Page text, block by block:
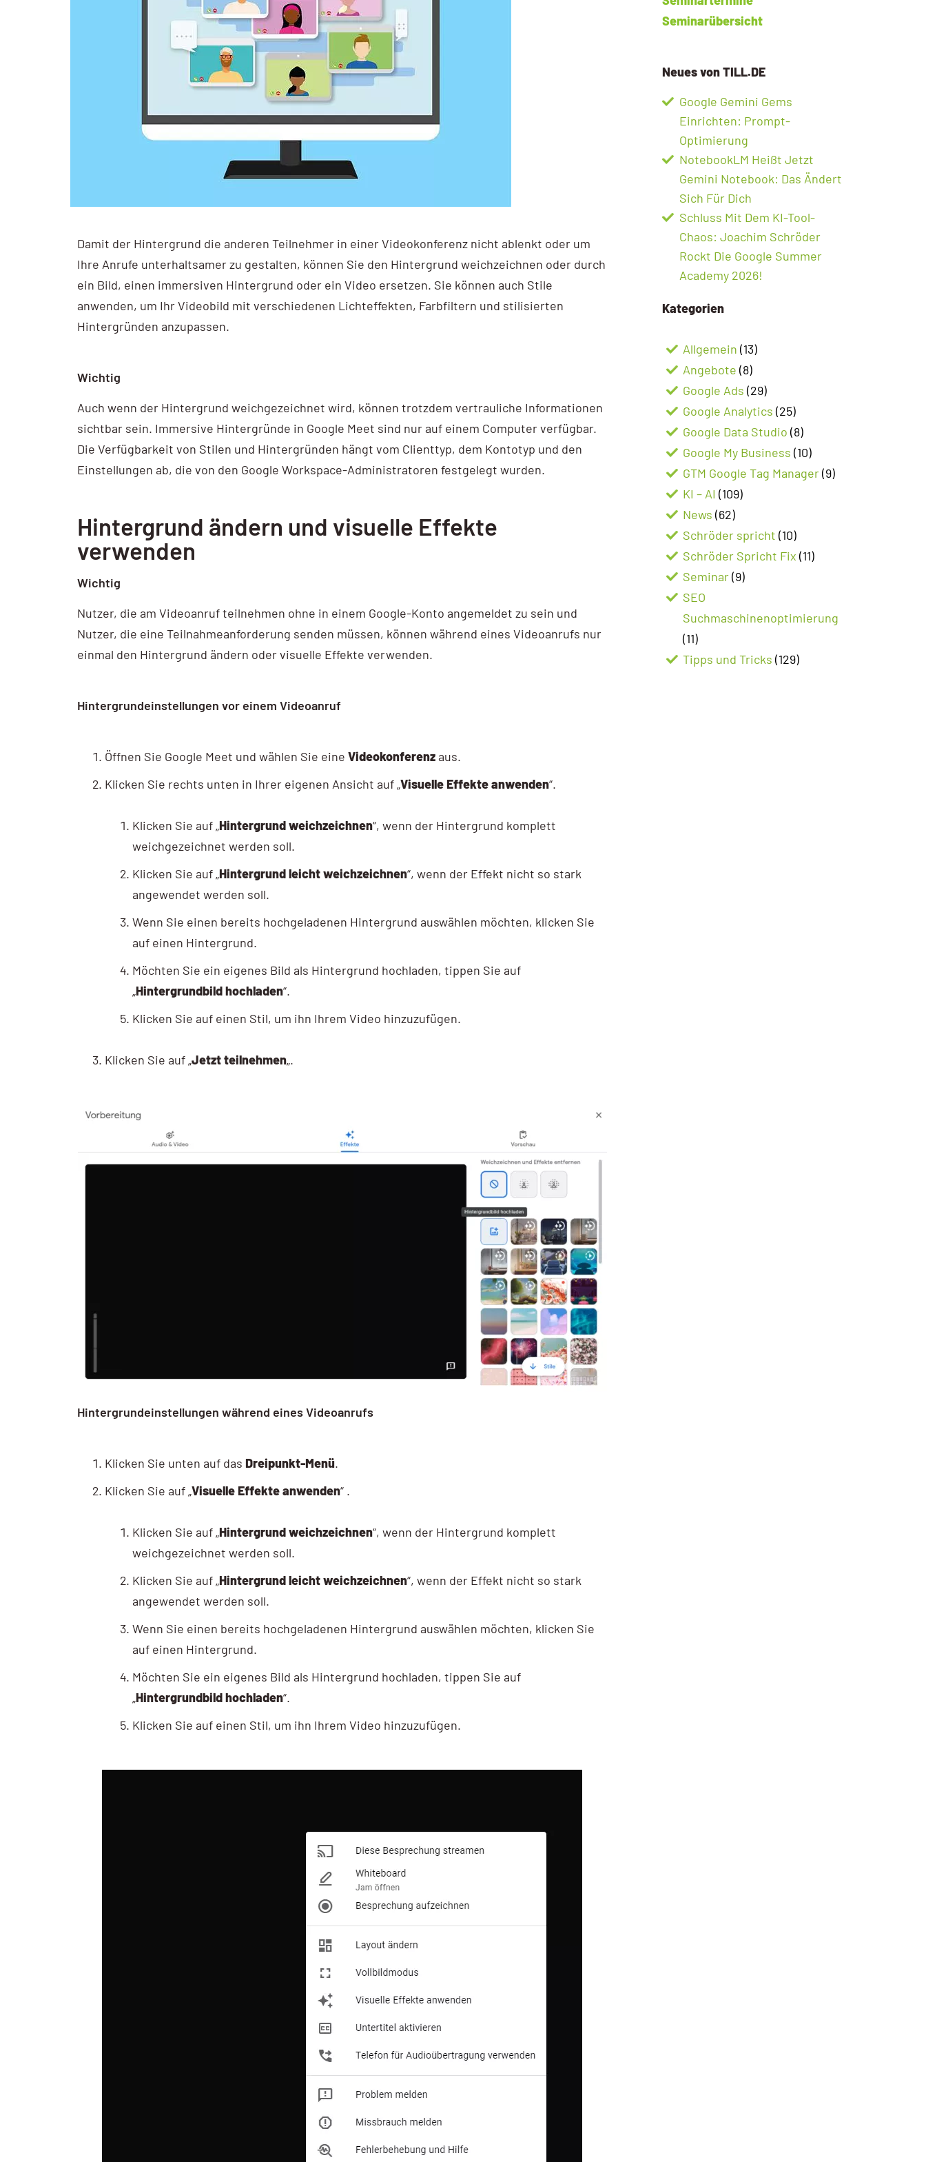
Ads Advanced
Google My Business
Google Analytics
Google Tag Manager
AI / KI Wissen
Search vs Chatbot
Google Data Studio
Data Studio
Webprogrammierung
GEO – SEO für KI
Sichtbarkeitsanalyse
Damit der Hintergrund die anderen Teilnehmer in einer Videokonferenz nicht ablenkt oder um
Ihre Anrufe unterhaltsamer zu gestalten, können Sie den Hintergrund weichzeichnen oder durch
ein Bild, einen immersiven Hintergrund oder ein Video ersetzen. Sie können auch Stile
anwenden, um Ihr Videobild mit verschiedenen Lichteffekten, Farbfiltern und stilisierten
Hintergründen anzupassen.
Wichtig
Auch wenn der Hintergrund weichgezeichnet wird, können trotzdem vertrauliche Informationen
sichtbar sein. Immersive Hintergründe in Google Meet sind nur auf einem Computer verfügbar.
Die Verfügbarkeit von Stilen und Hintergründen hängt vom Clienttyp, dem Kontotyp und den
Einstellungen ab, die von den Google Workspace-Administratoren festgelegt wurden.
Hintergrund ändern und visuelle Effekte
verwenden
Wichtig
Nutzer, die am Videoanruf teilnehmen ohne in einem Google-Konto angemeldet zu sein und
Nutzer, die eine Teilnahmeanforderung senden müssen, können während eines Videoanrufs nur
einmal den Hintergrund ändern oder visuelle Effekte verwenden.
Hintergrundeinstellungen vor einem Videoanruf
Öffnen Sie Google Meet und wählen Sie eine Videokonferenzaus.
Klicken Sie rechts unten in Ihrer eigenen Ansicht auf „Visuelle Effekte anwenden“.
Klicken Sie auf „Hintergrund weichzeichnen“, wenn der Hintergrund komplett
weichgezeichnet werden soll.
Klicken Sie auf „Hintergrund leicht weichzeichnen“, wenn der Effekt nicht so stark
angewendet werden soll.
Wenn Sie einen bereits hochgeladenen Hintergrund auswählen möchten, klicken Sie
auf einen Hintergrund.
Möchten Sie ein eigenes Bild als Hintergrund hochladen, tippen Sie auf
„Hintergrundbild hochladen“.
Klicken Sie auf einen Stil, um ihn Ihrem Video hinzuzufügen.
Klicken Sie auf „Jetzt teilnehmen„.
Hintergrundeinstellungen während eines Videoanrufs
Klicken Sie unten auf das Dreipunkt-Menü.
Klicken Sie auf „Visuelle Effekte anwenden“ .
Klicken Sie auf „Hintergrund weichzeichnen“, wenn der Hintergrund komplett
weichgezeichnet werden soll.
Klicken Sie auf „Hintergrund leicht weichzeichnen“, wenn der Effekt nicht so stark
angewendet werden soll.
Wenn Sie einen bereits hochgeladenen Hintergrund auswählen möchten, klicken Sie
auf einen Hintergrund.
Möchten Sie ein eigenes Bild als Hintergrund hochladen, tippen Sie auf
„Hintergrundbild hochladen“.
Klicken Sie auf einen Stil, um ihn Ihrem Video hinzuzufügen.
Seminarübersicht
Neues von TILL.DE
Google Gemini Gems
Einrichten: Prompt-
Optimierung
NotebookLM Heißt Jetzt
Gemini Notebook: Das Ändert
Sich Für Dich
Schluss Mit Dem KI-Tool-
Chaos: Joachim Schröder
Rockt Die Google Summer
Academy 2026!
Kategorien
Allgemein (13)
Angebote (8)
Google Ads (29)
Google Analytics (25)
Google Data Studio (8)
Google My Business (10)
GTM Google Tag Manager(9)
KI – AI (109)
News (62)
Schröder spricht (10)
Schröder Spricht Fix (11)
Seminar(9)
SEO
Suchmaschinenoptimierung
(11)
Tipps und Tricks (129)